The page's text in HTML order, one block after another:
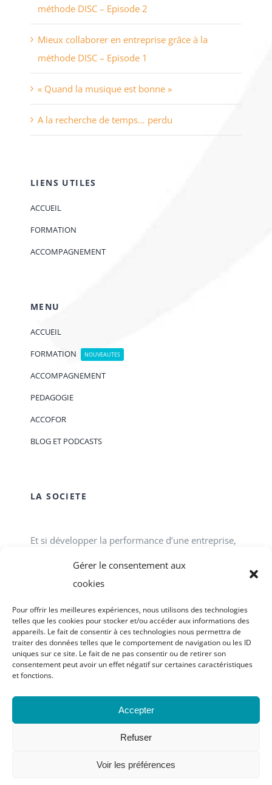
Gérer le consentement aux
cookies
Pour offrir les meilleures expériences, nous utilisons des technologies
telles que les cookies pour stocker et/ou accéder aux informations des
appareils. Le fait de consentir à ces technologies nous permettra de
traiter des données telles que le comportement de navigation ou les ID
uniques sur ce site. Le fait de ne pas consentir ou de retirer son
consentement peut avoir un effet négatif sur certaines caractéristiques
et fonctions.
Accepter
Refuser
Voir les préférences
méthode DISC – Episode 2
Mieux collaborer en entreprise grâce à la
méthode DISC – Episode 1
« Quand la musique est bonne »
A la recherche de temps… perdu
LIENS UTILES
ACCUEIL
FORMATION
ACCOMPAGNEMENT
MENU
ACCUEIL
FORMATION
NOUVEAUTES
ACCOMPAGNEMENT
PEDAGOGIE
ACCOFOR
BLOG ET PODCASTS
LA SOCIETE
Et si développer la performance d’une entreprise,
d’une association, d’un service public passait tout
simplement par le développement des talents
vous propose des formations-actions.
© Copyright 2023 - 2026 | site réalisé parGraphic
| Tous droits réservés |
Politique de confidentialité